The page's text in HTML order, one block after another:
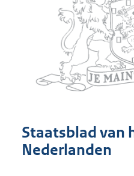
Staatsblad van
Nederlanden